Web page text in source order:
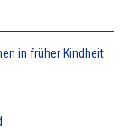
in früher Kindheit